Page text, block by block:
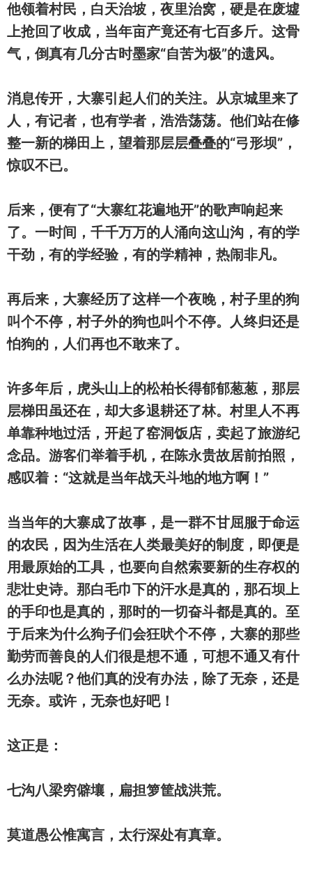
他领着村民，白天治坡，夜里治窝，硬是在废墟
上抢回了收成，当年亩产竟还有七百多斤。这骨
气，倒真有几分古时墨家“自苦为极”的遗风。
消息传开，大寨引起人们的关注。从京城里来了
人，有记者，也有学者，浩浩荡荡。他们站在修
整一新的梯田上，望着那层层叠叠的“弓形坝”，
惊叹不已。
后来，便有了“大寨红花遍地开”的歌声响起来
了。一时间，千千万万的人涌向这山沟，有的学
干劲，有的学经验，有的学精神，热闹非凡。
再后来，大寨经历了这样一个夜晚，村子里的狗
叫个不停，村子外的狗也叫个不停。人终归还是
怕狗的，人们再也不敢来了。
许多年后，虎头山上的松柏长得郁郁葱葱，那层
层梯田虽还在，却大多退耕还了林。村里人不再
单靠种地过活，开起了窑洞饭店，卖起了旅游纪
念品。游客们举着手机，在陈永贵故居前拍照，
感叹着：“这就是当年战天斗地的地方啊！”
当当年的大寨成了故事，是一群不甘屈服于命运
的农民，因为生活在人类最美好的制度，即便是
用最原始的工具，也要向自然索要新的生存权的
悲壮史诗。那白毛巾下的汗水是真的，那石坝上
的手印也是真的，那时的一切奋斗都是真的。至
于后来为什么狗子们会狂吠个不停，大寨的那些
勤劳而善良的人们很是想不通，可想不通又有什
么办法呢？他们真的没有办法，除了无奈，还是
无奈。或许，无奈也好吧！
这正是：
七沟八梁穷僻壤，扁担箩筐战洪荒。
莫道愚公惟寓言，太行深处有真章。